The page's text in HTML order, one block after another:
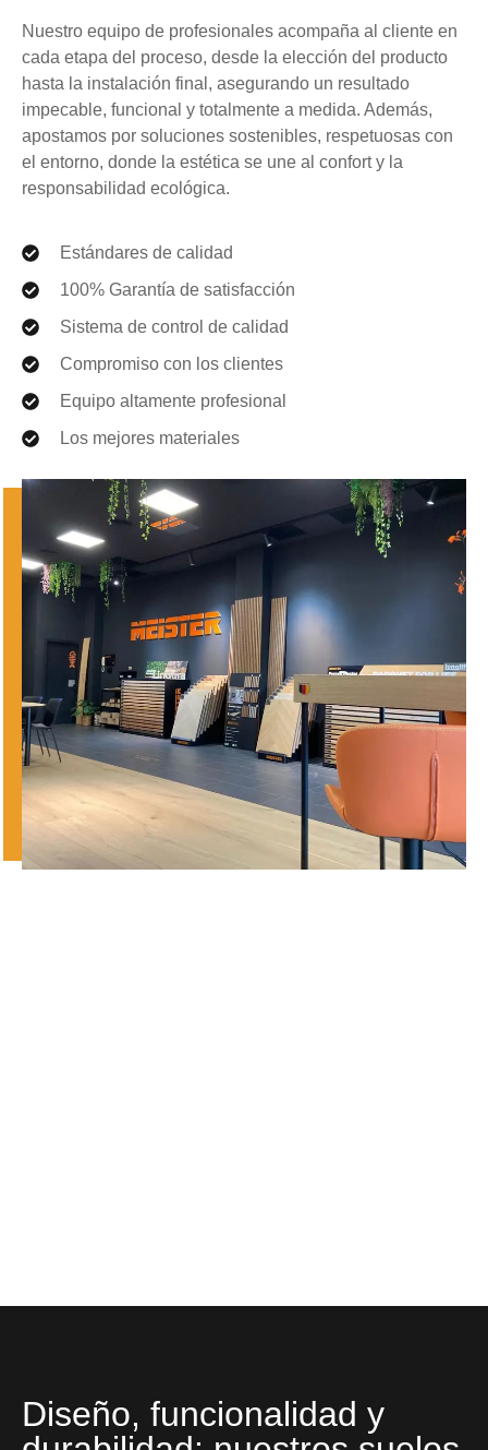
Nuestro equipo de profesionales acompaña al cliente en
cada etapa del proceso, desde la elección del producto
hasta la instalación final, asegurando un resultado
impecable, funcional y totalmente a medida. Además,
apostamos por soluciones sostenibles, respetuosas con
el entorno, donde la estética se une al confort y la
responsabilidad ecológica.
Estándares de calidad
100% Garantía de satisfacción
Sistema de control de calidad
Compromiso con los clientes
Equipo altamente profesional
Los mejores materiales
Diseño, funcionalidad y